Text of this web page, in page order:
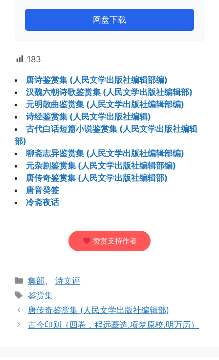
网盘下载
183
唐诗鉴赏集 (人民文学出版社编辑部编)
汉魏六朝诗歌鉴赏集 (人民文学出版社编辑部)
元明散曲鉴赏集 (人民文学出版社编辑部编)
诗经鉴赏集 (人民文学出版社编辑)
古代白话短篇小说鉴赏集 (人民文学出版社编辑
部)
聊斋志异鉴赏集 (人民文学出版社编辑部编)
元杂剧鉴赏集 (人民文学出版社编辑部编)
唐传奇鉴赏集 (人民文学出版社编辑部)
唐音癸签
冷斋夜话
赞赏支持作者
分
类
集部、诗文评
标
签
鉴赏集
唐传奇鉴赏集 (人民文学出版社编辑部)
古今印则（四卷，程远摹选.项梦原校.明万历）